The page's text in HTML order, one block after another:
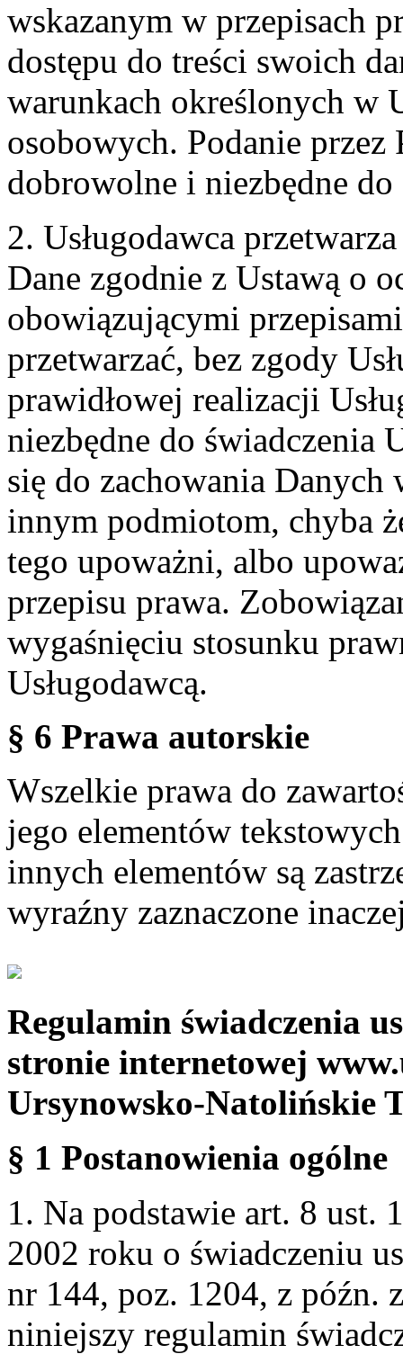
wskazanym w przepisach
dostępu do treści swoich
warunkach określonych w
osobowych. Podanie przez
dobrowolne i niezbędne
2. Usługodawca
Dane zgodnie z Ustawą o
obowiązującymi
przetwarzać, bez zgody
prawidłowej realizacji
niezbędne do świadczenia
się do zachowania
innym podmiotom, chyba
tego upoważni, albo
przepisu prawa.
wygaśnięciu stosunku
Usługodawcą.
§ 6 Prawa autorskie
Wszelkie prawa do
jego elementów
innych elementów są
wyraźny zaznaczone
Regulamin świadczenia
stronie internetowej
Ursynowsko-Natolińskie
§ 1 Postanowienia ogólne
1. Na podstawie art. 8 ust.
2002 roku o świadczeniu
nr 144, poz. 1204, z późn.
niniejszy regulamin